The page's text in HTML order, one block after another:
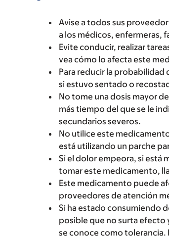
Avise a todos sus
a los médicos, enfermeras,
Evite conducir, realizar
vea cómo lo afecta este
Para reducir la
si estuvo sentado o
No tome una dosis mayor
más tiempo del que se le
secundarios severos.
No utilice este
está utilizando un parche
Si el dolor empeora, si está
tomar este medicamento,
Este medicamento puede
proveedores de atención
Si ha estado consumiendo
posible que no surta efecto
se conoce como tolerancia.